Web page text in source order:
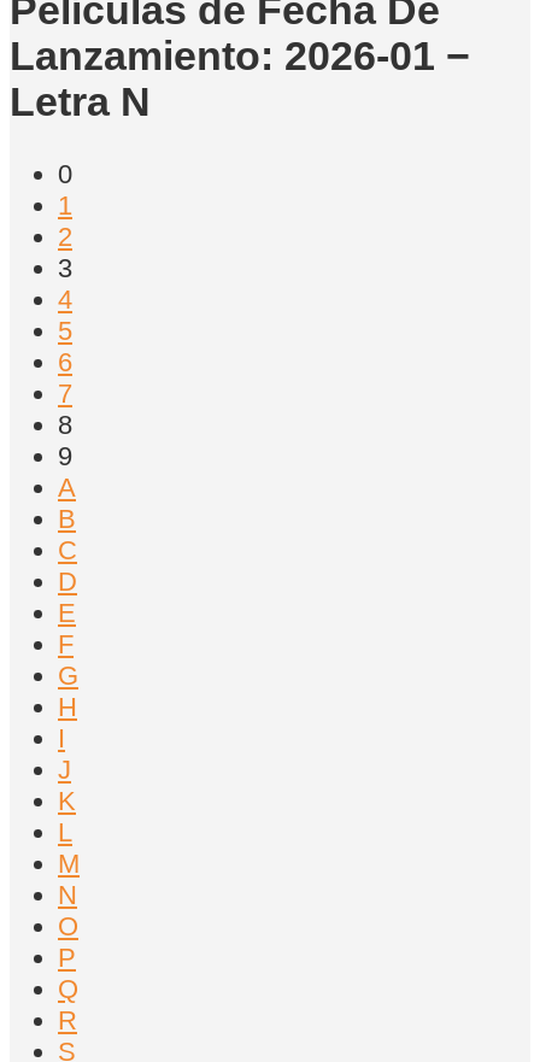
Películas de Fecha De
Lanzamiento: 2026-01 −
Letra N
0
1
2
3
4
5
6
7
8
9
A
B
C
D
E
F
G
H
I
J
K
L
M
N
O
P
Q
R
S